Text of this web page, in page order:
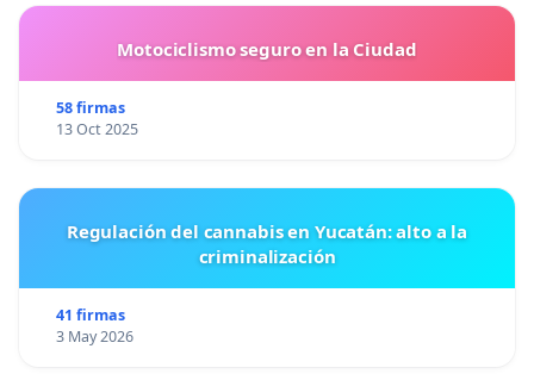
Motociclismo seguro en la Ciudad
58 firmas
13 Oct 2025
Regulación del cannabis en Yucatán: alto a la
criminalización
41 firmas
3 May 2026